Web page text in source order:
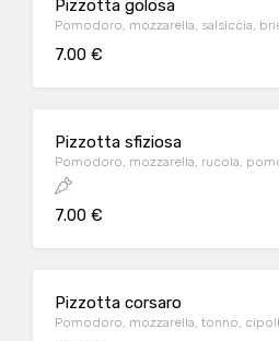
Pizzotta golosa
Pomodoro, mozzarella, salsiccia,
7.00 €
Pizzotta sfiziosa
Pomodoro, mozzarella, rucola,
7.00 €
Pizzotta corsaro
Pomodoro, mozzarella, tonno,